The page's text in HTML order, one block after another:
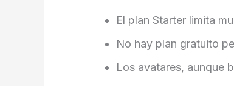
El plan Starter limita
No hay plan gratuito
Los avatares, aunque